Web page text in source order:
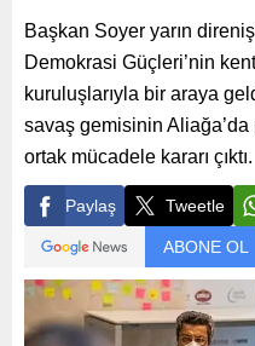
Başkan Soyer yarın
Demokrasi Güçleri’nin
kuruluşlarıyla bir araya
savaş gemisinin
ortak mücadele kararı çıktı.
Paylaş Tweetle
ABONE OL